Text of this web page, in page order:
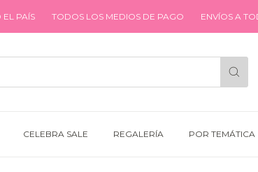
TODOS LOS MEDIOS DE PAGO ENVÍOS A TODO EL PAÍS
CELEBRA SALE REGALERÍA POR TEMÁTICA